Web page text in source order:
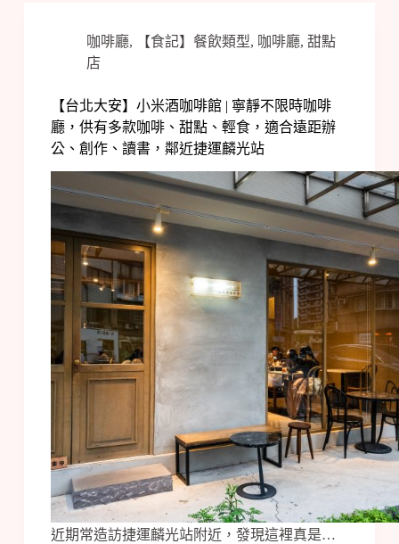
咖啡廳, 【食記】餐飲類型, 咖啡廳, 甜點
店
【台北大安】小米酒咖啡館 | 寧靜不限時咖啡
廳，供有多款咖啡、甜點、輕食，適合遠距辦
公、創作、讀書，鄰近捷運麟光站
近期常造訪捷運麟光站附近，發現這裡真是…